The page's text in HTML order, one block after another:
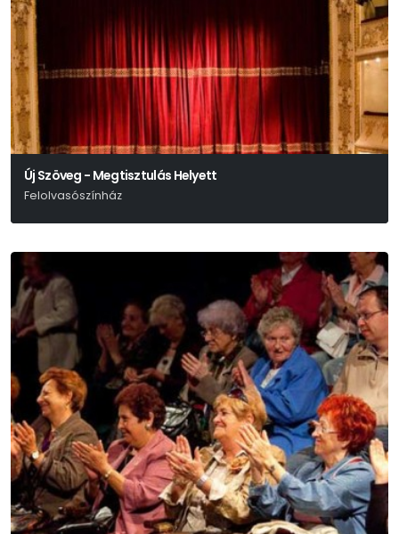
Új Szöveg - Megtisztulás Helyett
Felolvasószínház